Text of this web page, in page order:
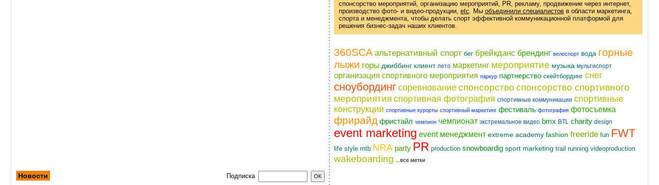
Новости Подписка
спонсорство мероприятий, организацию мероприятий, PR, рекламу, продвижение через интернет,
производство фото- и видео-продукции etc . Мы объединили специалистов в области маркетинга,
спорта и менеджмента, чтобы делать спорт эффективной коммуникационной платформой для
решения бизнес-задач наших клиентов.
360SCA альтернативный спорт бег брейкданс брендинг велоспорт вода горные
лыжи горы джиббинг клиент лето маркетинг мероприятие музыка мультиспорт
организация спортивного мероприятия паркур партнерство скейтбординг снег
сноубординг соревнование спонсорство спонсорство спортивного
мероприятия спортивная фотография спортивные коммуникации спортивные
конструкции спортивные курорты спортивный маркетинг фестиваль фотография фотосъемка
фрирайд фристайл чемпион чемпионат экстремальное видео bmx BTL charity design
event marketing event менеджмент extreme academy fashion freeride fun FWT
life style mtb NRA party PR production snowboardig sport marketing trail running videoproduction
wakeboarding ...все метки